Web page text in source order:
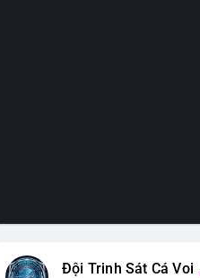
Đội Trinh Sát Cá Voi